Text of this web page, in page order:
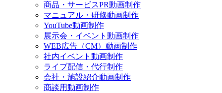
商品・サービスPR動画制作
マニュアル・研修動画制作
YouTube動画制作
展示会・イベント動画制作
WEB広告（CM）動画制作
社内イベント動画制作
ライブ配信・代行制作
会社・施設紹介動画制作
商談用動画制作